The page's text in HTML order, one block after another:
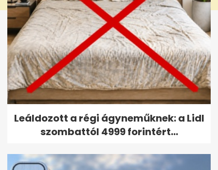
Leáldozott a régi ágyneműknek: a Lidl
szombattól 4999 forintért...